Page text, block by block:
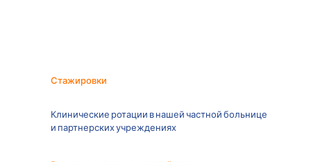
Стажировки
Клинические ротации в нашей частной больнице
и партнерских учреждениях